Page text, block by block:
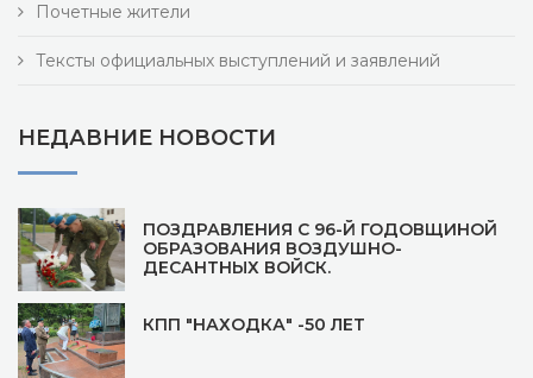
Почетные жители
Тексты официальных выступлений и заявлений
НЕДАВНИЕ НОВОСТИ
ПОЗДРАВЛЕНИЯ С 96-Й ГОДОВЩИНОЙ
ОБРАЗОВАНИЯ ВОЗДУШНО-
ДЕСАНТНЫХ ВОЙСК.
КПП "НАХОДКА" -50 ЛЕТ